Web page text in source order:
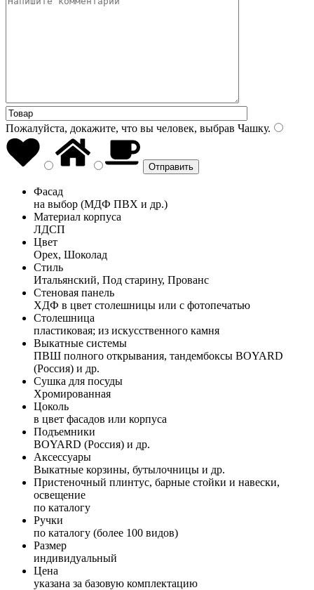
Пожалуйста, докажите, что вы человек, выбрав Чашку.
Фасад
на выбор (МДФ ПВХ и др.)
Материал корпуса
ЛДСП
Цвет
Орех, Шоколад
Стиль
Итальянский, Под старину, Прованс
Стеновая панель
ХДФ в цвет столешницы или с фотопечатью
Столешница
пластиковая; из искусственного камня
Выкатные системы
ПВШ полного открывания, тандембоксы BOYARD
(Россия) и др.
Сушка для посуды
Хромированная
Цоколь
в цвет фасадов или корпуса
Подъемники
BOYARD (Россия) и др.
Аксессуары
Выкатные корзины, бутылочницы и др.
Пристеночный плинтус, барные стойки и навески,
освещение
по каталогу
Ручки
по каталогу (более 100 видов)
Размер
индивидуальный
Цена
указана за базовую комплектацию